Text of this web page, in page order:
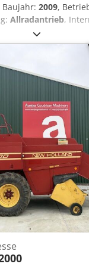
Baujahr: 2009,
Allradantrieb,
Verfügung auf
unter: * Golec
Bulgarisch,
Sologubova
Betriebsstunden
MS08 Gewicht
Tieflöffel 400 mm
Greifer
wir Ihr
direkt bei uns
GMBH Wir
Ukrainisch,